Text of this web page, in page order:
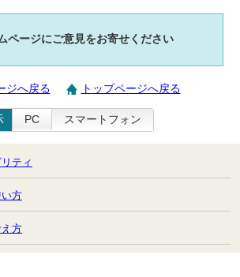
ページにご意見をお寄せください
ジへ戻る トップページへ戻る
PC スマートフォン
ティ
方
方